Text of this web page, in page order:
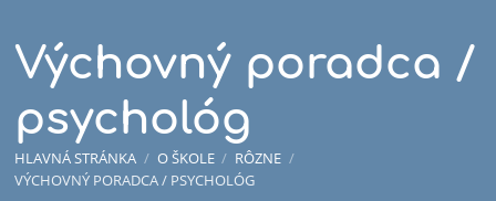
Výchovný poradca /
psychológ
HLAVNÁ STRÁNKA / O ŠKOLE / RÔZNE /
VÝCHOVNÝ PORADCA / PSYCHOLÓG